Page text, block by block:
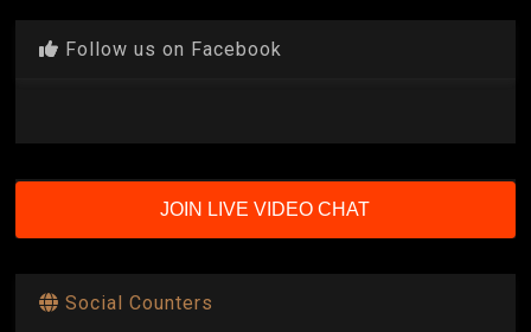
Follow us on Facebook
JOIN LIVE VIDEO CHAT
Social Counters